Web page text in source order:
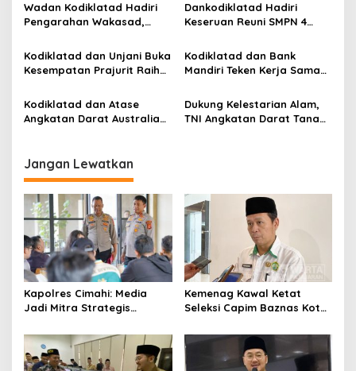
o
Saing Global
Wadan Kodiklatad Hadiri
Pengarahan Wakasad,
Profesionalisme Prajurit
Dankodiklatad Hadiri
Keseruan Reuni SMPN 4
Kodiklatad dan Unjani Buka
Kesempatan Prajurit Raih
Kodiklatad dan Bank
Mandiri Teken Kerja Sama
Lewat Budi Daya Kopi
Kodiklatad dan Atase
Angkatan Darat Australia
Profesionalisme Prajurit
Dukung Kelestarian Alam,
TNI Angkatan Darat Tanam
Jangan Lewatkan
Kapolres Cimahi: Media
Jadi Mitra Strategis
Publik
Kemenag Kawal Ketat
Seleksi Capim Baznas Kota
Komisioner Baznas
Berintegritas